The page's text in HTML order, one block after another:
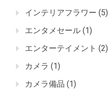
インテリアフラワー (5)
エンタメセール (1)
エンターテイメント (2)
カメラ (1)
カメラ備品 (1)